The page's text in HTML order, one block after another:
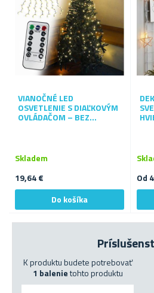
VIANOČNÉ LED
OSVETLENIE S DIAĽKOVÝM
OVLÁDAČOM – BEZ
19,64 €
Skladem
Od
K produktu budete potrebovať
1 balenietohto produktu